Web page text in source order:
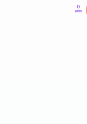
0
anni